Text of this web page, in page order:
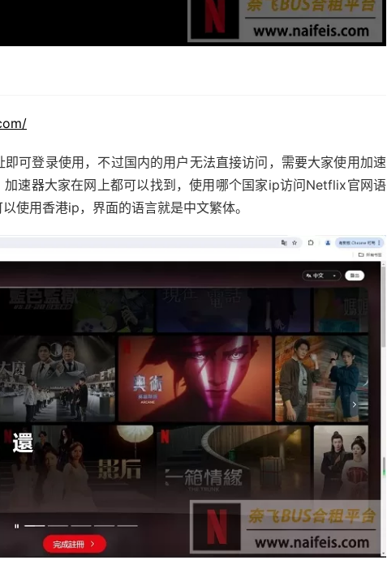
可登录使用，不过国内的用户无法直接访问，需要大家使用加速
速器大家在网上都可以找到，使用哪个国家ip访问Netflix官网语
使用香港ip，界面的语言就是中文繁体。